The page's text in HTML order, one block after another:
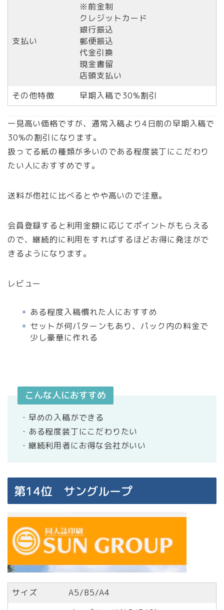
支払い
※前金制
クレジットカード
銀行振込
郵便振込
代金引換
現金書留
店頭支払い
その他特徴
早期入稿で30%割引
一見高い価格ですが、通常入稿より4日前の早期入稿で
30%の割引になります。
扱ってる紙の種類が多いのである程度装丁にこだわり
たい人におすすめです。
送料が他社に比べるとやや高いので注意。
会員登録すると利用金額に応じてポイントがもらえる
ので、継続的に利用をすればするほどお得に発注がで
きるようになります。
レビュー
ある程度入稿慣れた人におすすめ
セットが何パターンもあり、パック内の料金で
少し豪華に作れる
こんな人におすすめ
・早めの入稿ができる
・ある程度装丁にこだわりたい
・継続利用者にお得な会社がいい
第14位 サングループ
サイズ
A5/B5/A4